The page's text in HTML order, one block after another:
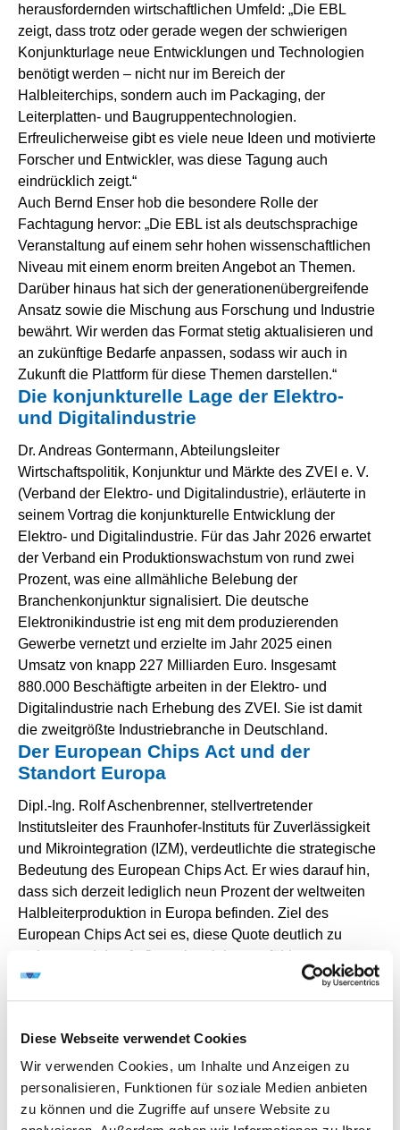
Diese Webseite verwendet Cookies
Wir verwenden Cookies, um Inhalte und Anzeigen zu
personalisieren, Funktionen für soziale Medien anbieten
zu können und die Zugriffe auf unsere Website zu
herausfordernden wirtschaftlichen Umfeld: „Die EBL
zeigt, dass trotz oder gerade wegen der schwierigen
Konjunkturlage neue Entwicklungen und Technologien
benötigt werden – nicht nur im Bereich der
Halbleiterchips, sondern auch im Packaging, der
Leiterplatten- und Baugruppentechnologien.
Erfreulicherweise gibt es viele neue Ideen und motivierte
Forscher und Entwickler, was diese Tagung auch
eindrücklich zeigt.“
Auch Bernd Enser hob die besondere Rolle der
Fachtagung hervor: „Die EBL ist als deutschsprachige
Veranstaltung auf einem sehr hohen wissenschaftlichen
Niveau mit einem enorm breiten Angebot an Themen.
Darüber hinaus hat sich der generationenübergreifende
Ansatz sowie die Mischung aus Forschung und Industrie
bewährt. Wir werden das Format stetig aktualisieren und
an zukünftige Bedarfe anpassen, sodass wir auch in
Zukunft die Plattform für diese Themen darstellen.“
Die konjunkturelle Lage der Elektro-
und Digitalindustrie
Dr. Andreas Gontermann, Abteilungsleiter
Wirtschaftspolitik, Konjunktur und Märkte des ZVEI e. V.
(Verband der Elektro- und Digitalindustrie), erläuterte in
seinem Vortrag die konjunkturelle Entwicklung der
Elektro- und Digitalindustrie. Für das Jahr 2026 erwartet
der Verband ein Produktionswachstum von rund zwei
Prozent, was eine allmähliche Belebung der
Branchenkonjunktur signalisiert. Die deutsche
Elektronikindustrie ist eng mit dem produzierenden
Gewerbe vernetzt und erzielte im Jahr 2025 einen
Umsatz von knapp 227 Milliarden Euro. Insgesamt
880.000 Beschäftigte arbeiten in der Elektro- und
Digitalindustrie nach Erhebung des ZVEI. Sie ist damit
die zweitgrößte Industriebranche in Deutschland.
Der European Chips Act und der
Standort Europa
Dipl.-Ing. Rolf Aschenbrenner, stellvertretender
Institutsleiter des Fraunhofer-Instituts für Zuverlässigkeit
und Mikrointegration (IZM), verdeutlichte die strategische
Bedeutung des European Chips Act. Er wies darauf hin,
dass sich derzeit lediglich neun Prozent der weltweiten
Halbleiterproduktion in Europa befinden. Ziel des
European Chips Act sei es, diese Quote deutlich zu
steigern und den Aufbau einer leistungsfähigen
europäischen Halbleiterindustrie zu fördern. Von der
Initiative der Europäischen Kommission profitiere die
mittelständisch geprägt sei.
Dabei sei die Chiptechnologie zwar eine entscheidende
Schlüsseltechnologie, aber bei weitem nicht das einzige
kritische Element in der Wertschöpfungskette. Ebenso